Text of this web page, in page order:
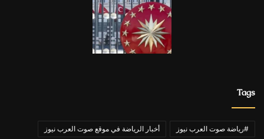
Tags
#رياضة صوت العرب نيوز أخبار الرياضة في موقع صوت العرب نيوز